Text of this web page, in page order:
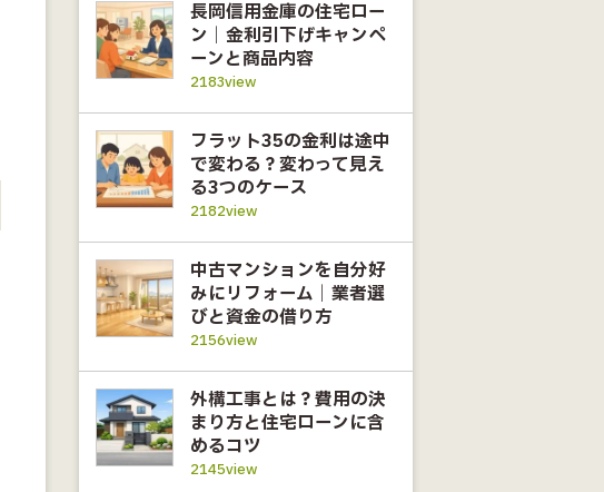
長岡信用金庫の住宅ロー
ン｜金利引下げキャンペ
ーンと商品内容
2183view
フラット35の金利は途中
で変わる？変わって見え
る3つのケース
2182view
中古マンションを自分好
みにリフォーム｜業者選
びと資金の借り方
2156view
外構工事とは？費用の決
まり方と住宅ローンに含
めるコツ
2145view